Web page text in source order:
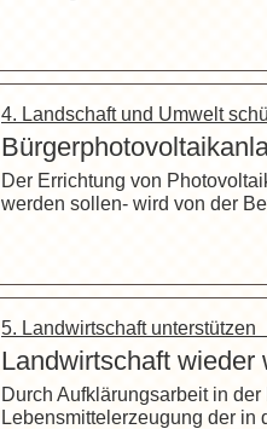
4. Landschaft und Umwelt
Der Errichtung von
werden sollen- wird von der
5. Landwirtschaft
Landwirtschaft wieder
Durch Aufklärungsarbeit in
Lebensmittelerzeugung der